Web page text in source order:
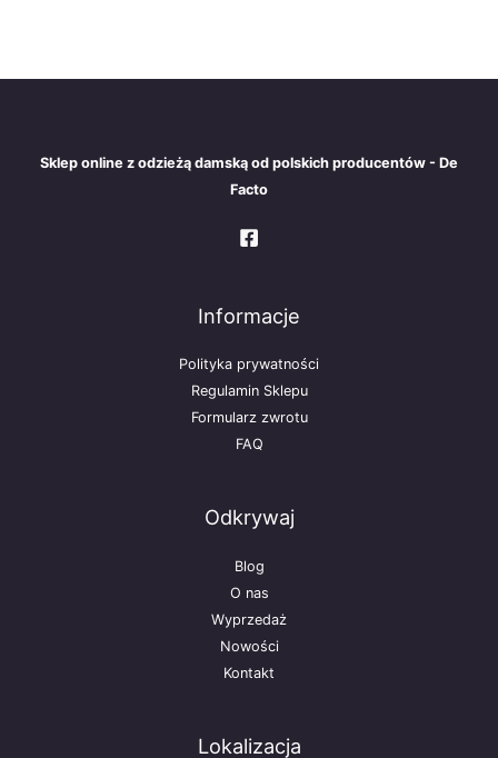
Sklep online z odzieżą damską od polskich producentów - De
Facto
Informacje
Polityka prywatności
Regulamin Sklepu
Formularz zwrotu
FAQ
Odkrywaj
Blog
O nas
Wyprzedaż
Nowości
Kontakt
Lokalizacja